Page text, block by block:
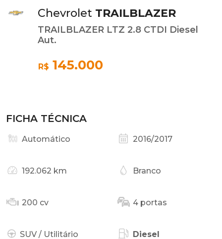
Chevrolet TRAILBLAZER
TRAILBLAZER LTZ 2.8 CTDI Diesel
Aut.
R$ 145.000
FICHA TÉCNICA
Automático 2016/2017
192.062 km Branco
200 cv 4 portas
SUV / Utilitário
Diesel